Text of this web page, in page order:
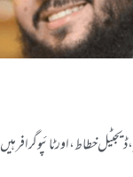
خطاط، اور ٹائپوگرافر ہیں